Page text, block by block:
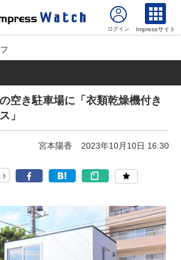
Impressサイト
空き駐車場に「衣類乾燥機付き
」
宮本陽香 2023年10月10日 16:30